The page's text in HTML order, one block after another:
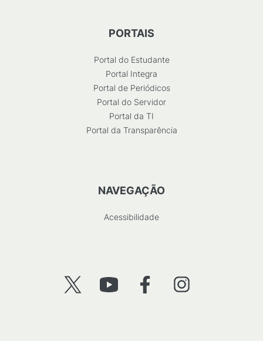
PORTAIS
Portal do Estudante
Portal Integra
Portal de Periódicos
Portal do Servidor
Portal da TI
Portal da Transparência
NAVEGAÇÃO
Acessibilidade